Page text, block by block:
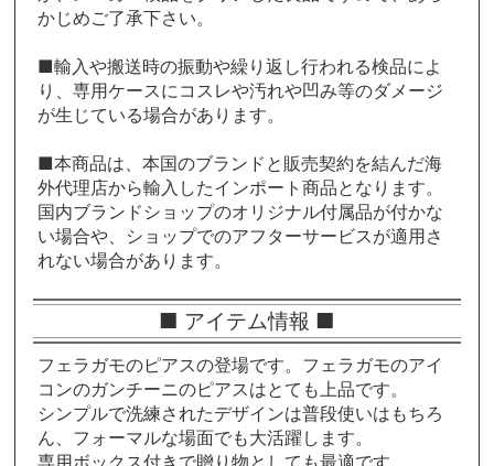
かじめご了承下さい。
■輸入や搬送時の振動や繰り返し行われる検品によ
り、専用ケースにコスレや汚れや凹み等のダメージ
が生じている場合があります。
■本商品は、本国のブランドと販売契約を結んだ海
外代理店から輸入したインポート商品となります。
国内ブランドショップのオリジナル付属品が付かな
い場合や、ショップでのアフターサービスが適用さ
れない場合があります。
■ アイテム情報 ■
フェラガモのピアスの登場です。フェラガモのアイ
コンのガンチーニのピアスはとても上品です。
シンプルで洗練されたデザインは普段使いはもちろ
ん、フォーマルな場面でも大活躍します。
専用ボックス付きで贈り物としても最適です。